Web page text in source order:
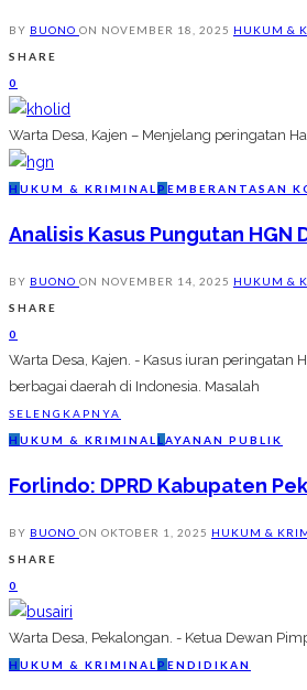
BY BUONO ON NOVEMBER 18, 2025 HUKUM &
SHARE
0
Warta Desa, Kajen – Menjelang peringatan
H UKUM & KRIMINAL P EMBERANTASAN
Analisis Kasus Pungutan
BY BUONO ON NOVEMBER 14, 2025 HUKUM &
SHARE
0
Warta Desa, Kajen. - Kasus iuran
berbagai daerah di Indonesia. Masalah
SELENGKAPNYA
H UKUM & KRIMINAL L AYANAN PUBLIK
Forlindo: DPRD Kabupaten
BY BUONO ON OKTOBER 1, 2025 HUKUM &
SHARE
0
Warta Desa, Pekalongan. - Ketua Dewan
H UKUM & KRIMINAL P ENDIDIKAN